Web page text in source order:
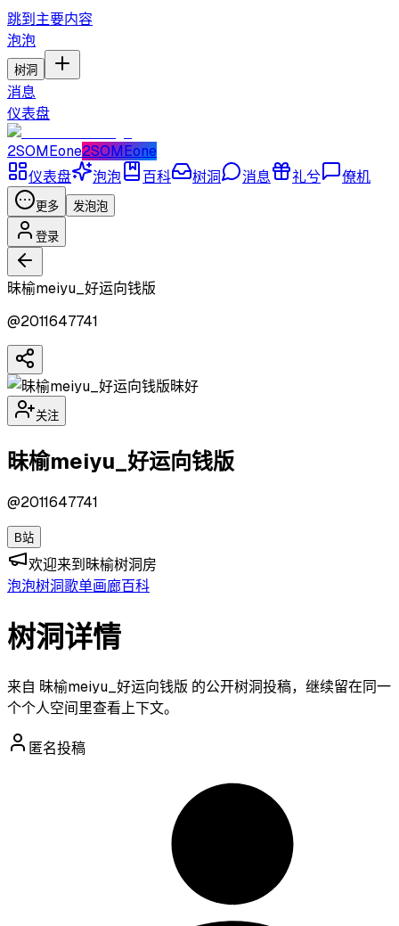
跳到主要内容
泡泡
树洞
消息
仪表盘
2SOMEone2SOMEone
仪表盘
泡泡 百科 树洞 消息 礼兮 僚机
更多 发泡泡
登录
昧榆meiyu_好运向钱版
@2011647741
昧好
关注
昧榆meiyu_好运向钱版
@2011647741
B站
欢迎来到昧榆树洞房
泡泡树洞歌单画廊百科
树洞详情
来自 昧榆meiyu_好运向钱版 的公开树洞投稿，继续留在同一
个个人空间里查看上下文。
匿名投稿